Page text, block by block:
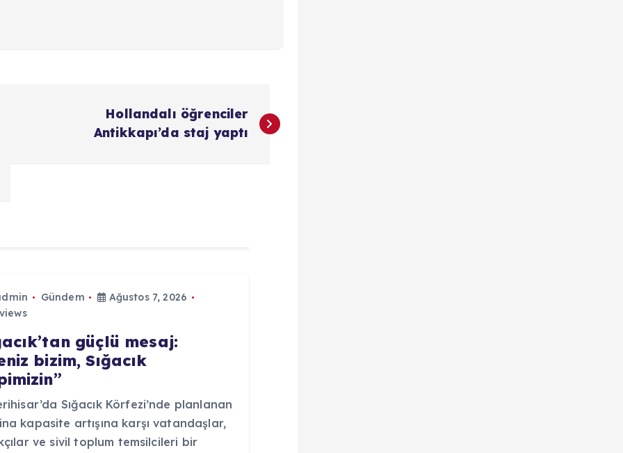
Hollandalı öğrenciler
Antikkapı’da staj yaptı
Gündem
Ağustos 7, 2026
güçlü mesaj:
bizim, Sığacık
Sığacık Körfezi’nde planlanan
kapasite artışına karşı vatandaşlar,
ve sivil toplum temsilcileri bir